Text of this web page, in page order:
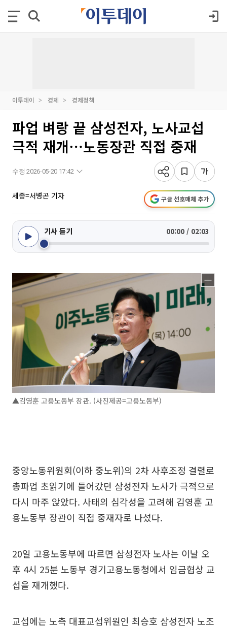
이투데이 경제 경제정책
파업 벼랑 끝 삼성전자, 노사교섭
극적 재개⋯노동장관 직접 중재
수정 2026-05-20 17:42
세종=서병곤 기자 구글 선호매체 추가
기사 듣기 00:00 / 02:03
▲김영훈 고용노동부 장관. (사진제공=고용노동부)
중앙노동위원회(이하 중노위)의 2차 사후조정 결렬로
총파업 초읽기에 들어갔던 삼성전자 노사가 극적으로
다시 마주 앉았다. 사태의 심각성을 고려해 김영훈 고
용노동부 장관이 직접 중재자로 나섰다.
20일 고용노동부에 따르면 삼성전자 노사는 이날 오
후 4시 25분 노동부 경기고용노동청에서 임금협상 교
섭을 재개했다.
교섭에는 노측 대표교섭위원인 최승호 삼성전자 노조